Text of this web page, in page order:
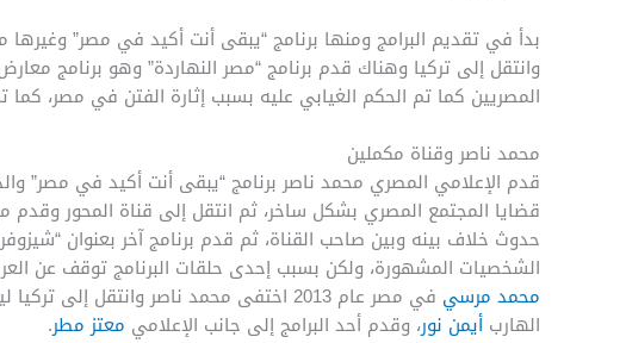
بدأ في تقديم البرامج ومنها برنامج “يبقى أنت أكيد في مصر” وغيرها
وانتقل إلى تركيا وهناك قدم برنامج “مصر النهاردة” وهو برنامج
المصريين كما تم الحكم الغيابي عليه بسبب إثارة الفتن في مصر،
محمد ناصر وقناة مكملين
قدم الإعلامي المصري محمد ناصر برنامج “يبقى أنت أكيد في مصر”
قضايا المجتمع المصري بشكل ساخر، ثم انتقل إلى قناة المحور وقدم
حدوث خلاف بينه وبين صاحب القناة، ثم قدم برنامج آخر بعنوان
الشخصيات المشهورة، ولكن بسبب إحدى حلقات البرنامج توقف عن العرض، وعقب ثورة 30 يونيو
محمد مرسي
في مصر عام 2013 اختفى محمد ناصر وانتقل
الهارب أيمن نور، وقدم أحد البرامج إلى جانب الإعلامي معتز مطر.